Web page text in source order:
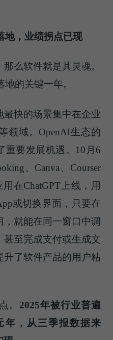
地，业绩拐点已现
么软件就是其灵魂。
的关键一年。
快的场景集中在企业
领域。OpenAI生态的
重要发展机遇。10月6
、Canva、Courser
在ChatGPT上线，用
或切换界面，只要在
就能在同一窗口中调
甚至完成支付或生成文
了软件产品的用户粘
。 2025年被行业普遍
年，从三季报数据来